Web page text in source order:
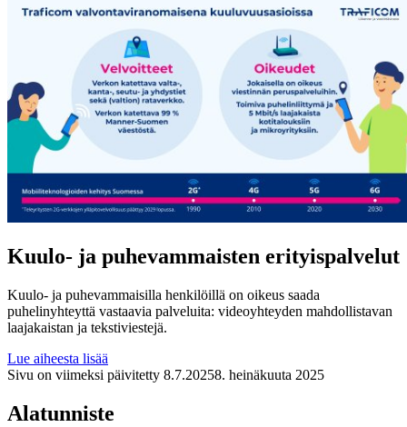
Kuulo- ja puhevammaisten erityispalvelut
Kuulo- ja puhevammaisilla henkilöillä on oikeus saada
puhelinyhteyttä vastaavia palveluita: videoyhteyden mahdollistavan
laajakaistan ja tekstiviestejä.
Lue aiheesta lisää
Sivu on viimeksi päivitetty 8.7.20258. heinäkuuta 2025
Alatunniste